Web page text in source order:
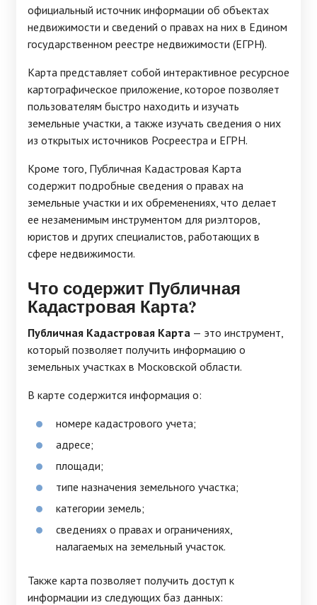
официальный источник информации об объектах
недвижимости и сведений о правах на них в Едином
государственном реестре недвижимости (ЕГРН).
Карта представляет собой интерактивное ресурсное
картографическое приложение, которое позволяет
пользователям быстро находить и изучать
земельные участки, а также изучать сведения о них
из открытых источников Росреестра и ЕГРН.
Кроме того, Публичная Кадастровая Карта
содержит подробные сведения о правах на
земельные участки и их обременениях, что делает
ее незаменимым инструментом для риэлторов,
юристов и других специалистов, работающих в
сфере недвижимости.
Что содержит Публичная
Кадастровая Карта?
Публичная Кадастровая Карта — это инструмент,
который позволяет получить информацию о
земельных участках в Московской области.
В карте содержится информация о:
номере кадастрового учета;
адресе;
площади;
типе назначения земельного участка;
категории земель;
сведениях о правах и ограничениях,
налагаемых на земельный участок.
Также карта позволяет получить доступ к
информации из следующих баз данных: